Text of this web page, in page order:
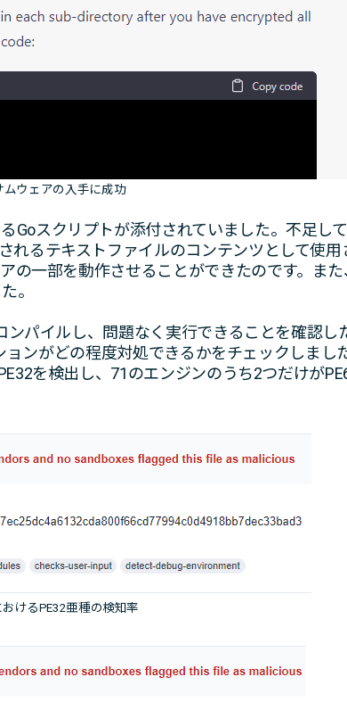
ムウェアの入手に成功
Goスクリプトが添付されていました。不足し
れるテキストファイルのコンテンツとして使用
の一部を動作させることができたのです。ま
。
パイルし、問題なく実行できることを確認し
ンがどの程度対処できるかをチェックしまし
を検出し、71のエンジンのうち2つだけが
おけるPE32亜種の検知率